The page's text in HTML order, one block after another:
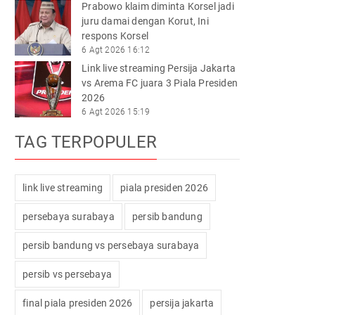
Prabowo klaim diminta Korsel jadi
juru damai dengan Korut, Ini
respons Korsel
6 Agt 2026 16:12
Link live streaming Persija Jakarta
vs Arema FC juara 3 Piala Presiden
2026
6 Agt 2026 15:19
TAG TERPOPULER
link live streaming piala presiden 2026
persebaya surabaya persib bandung
persib bandung vs persebaya surabaya
persib vs persebaya
final piala presiden 2026 persija jakarta